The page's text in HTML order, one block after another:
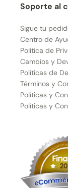
Soporte al
Sigue tu
Centro de
Política de
Cambios y
Políticas de
Términos y
Políticas y
Políticas y